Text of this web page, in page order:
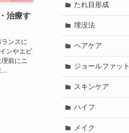
治療す
ンスに
ンやエビ
前にニ
...
たれ目形成
埋没法
ヘアケア
ジョールファット
スキンケア
ハイフ
メイク